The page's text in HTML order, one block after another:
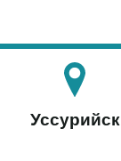
Уссурийск